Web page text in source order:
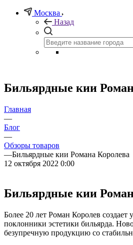
Москва
Назад
Бильярдные кии
Главная
—
Блог
—
Обзоры товаров
—Бильярдные кии Романа Королева
12 октября 2022 0:00
Бильярдные кии
Более 20 лет Роман Королев
поклонники эстетики бильярда.
безупречную продукцию со